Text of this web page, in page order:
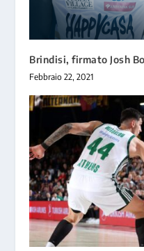
Brindisi, firmato Josh
Febbraio 22, 2021